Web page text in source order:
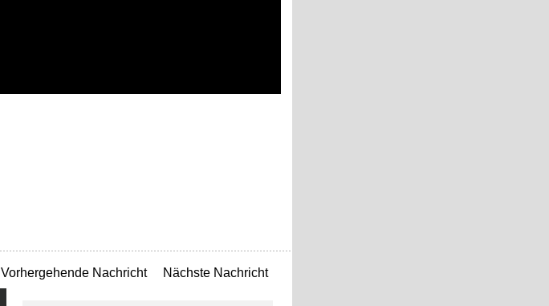
Vorhergehende Nachricht Nächste Nachricht